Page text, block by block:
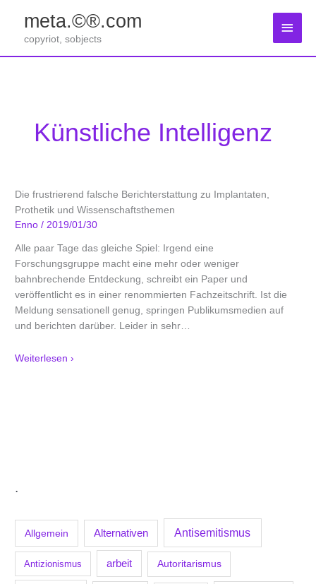
springen
meta.©®.com
copyriot, sobjects
.
Allgemein Alternativen Antisemitismus
Antizionismus arbeit Autoritarismus
Künstliche Intelligenz
Die frustrierend falsche Berichterstattung zu Implantaten,
Prothetik und Wissenschaftsthemen
Enno/ 2019/01/30
Alle paar Tage das gleiche Spiel: Irgend eine
Forschungsgruppe macht eine mehr oder weniger
bahnbrechende Entdeckung, schreibt ein Paper und
veröffentlicht es in einer renommierten Fachzeitschrift. Ist die
Meldung sensationell genug, springen Publikumsmedien auf
und berichten darüber. Leider in sehr…
Weiterlesen ›